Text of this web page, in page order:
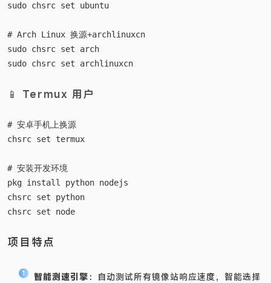
sudo chsrc set ubuntu
# Arch Linux 换源+archlinuxcn
sudo chsrc set arch
📱 Termux 用户
# 安卓手机上换源
chsrc set termux
# 安装开发环境
pkg install python nodejs
chsrc set python
项目特点
智能测速引擎 ：自动测试所有镜像站响应速度，智能选择